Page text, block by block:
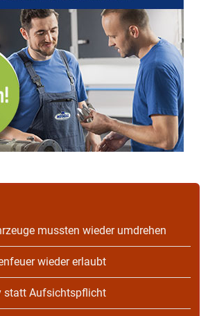
mussten wieder umdrehen
wieder erlaubt
statt Aufsichtspflicht